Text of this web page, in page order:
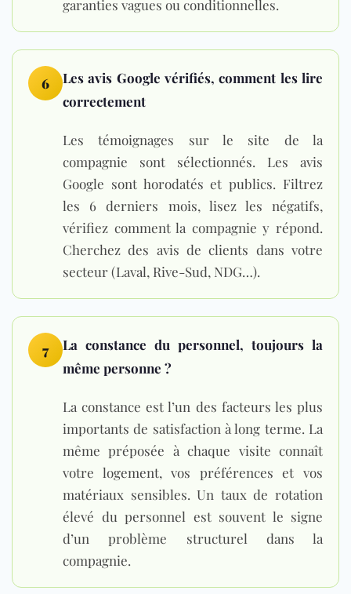
garanties vagues ou conditionnelles.
6
Les avis Google vérifiés, comment les lire
correctement
Les témoignages sur le site de la
compagnie sont sélectionnés. Les avis
Google sont horodatés et publics. Filtrez
les 6 derniers mois, lisez les négatifs,
vérifiez comment la compagnie y répond.
Cherchez des avis de clients dans votre
secteur (Laval, Rive-Sud, NDG…).
7
La constance du personnel, toujours la
même personne ?
La constance est l’un des facteurs les plus
importants de satisfaction à long terme. La
même préposée à chaque visite connaît
votre logement, vos préférences et vos
matériaux sensibles. Un taux de rotation
élevé du personnel est souvent le signe
d’un problème structurel dans la
compagnie.